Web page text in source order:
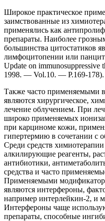
Широкое практическое
заимствованные из
применялись как
препараты. Наиболее
большинства цитостатиков
лимфоцитопении или
Update on
1998. — Vol.10. — P.169-178).
Также часто применяемыми
являются хирургическое,
лечение облучением. При
широко применяемых
при карциноме кожи,
гипертермию в сочетании с
Среди средств химиотерапии
алкилирующие реагенты,
антибиотики,
средства и часто
Применяемыми
являются интерфероны,
например интерлейкин-2, и
Интерфероны чаще
препараты, способные